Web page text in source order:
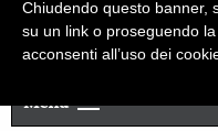
Menu
Chiudendo questo banner,
su un link o proseguendo
acconsenti all’uso dei